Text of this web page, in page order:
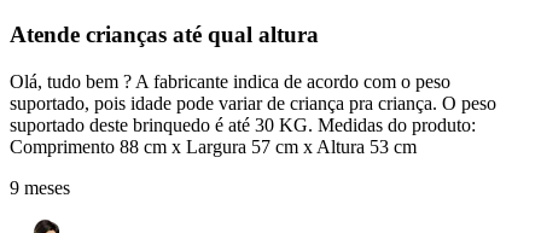
Atende crianças até qual altura
Olá, tudo bem ? A fabricante indica de acordo com o peso
suportado, pois idade pode variar de criança pra criança. O peso
suportado deste brinquedo é até 30 KG. Medidas do produto:
Comprimento 88 cm x Largura 57 cm x Altura 53 cm
9 meses